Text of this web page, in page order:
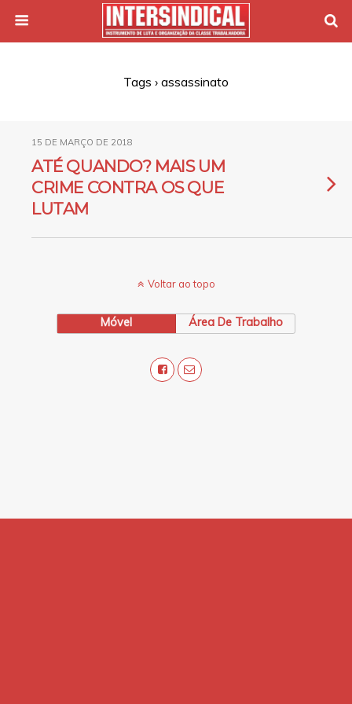
Tags › assassinato
15 DE MARÇO DE 2018
ATÉ QUANDO? MAIS UM
CRIME CONTRA OS QUE
LUTAM
Voltar ao topo
Móvel Área De Trabalho